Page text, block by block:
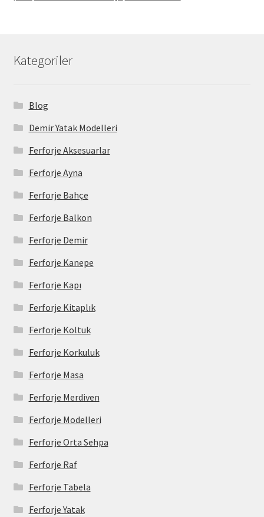
Kategoriler
Blog
Demir Yatak Modelleri
Ferforje Aksesuarlar
Ferforje Ayna
Ferforje Bahçe
Ferforje Balkon
Ferforje Demir
Ferforje Kanepe
Ferforje Kapı
Ferforje Kitaplık
Ferforje Koltuk
Ferforje Korkuluk
Ferforje Masa
Ferforje Merdiven
Ferforje Modelleri
Ferforje Orta Sehpa
Ferforje Raf
Ferforje Tabela
Ferforje Yatak